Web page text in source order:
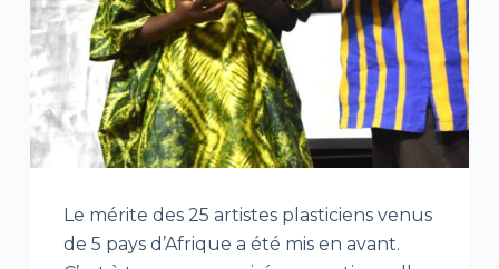
Le mérite des 25 artistes plasticiens venus
de 5 pays d’Afrique a été mis en avant.